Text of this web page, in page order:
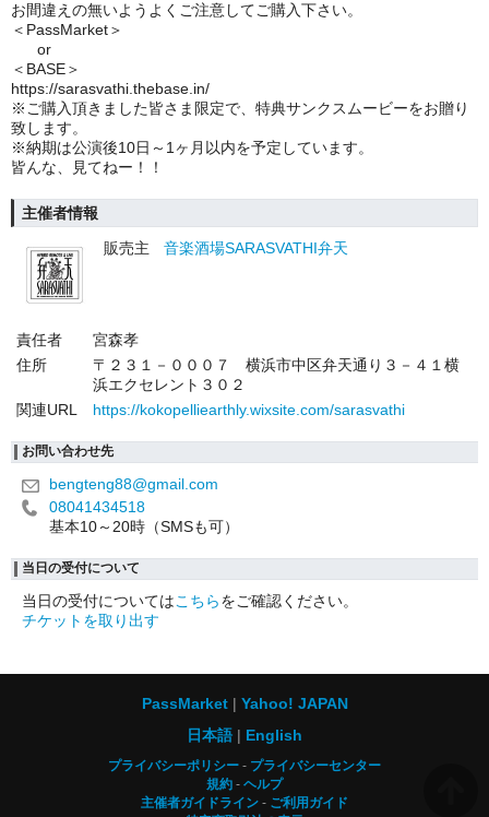
お間違えの無いようよくご注意してご購入下さい。
＜PassMarket＞
or
＜BASE＞
https://sarasvathi.thebase.in/
※ご購入頂きました皆さま限定で、特典サンクスムービーをお贈り
致します。
※納期は公演後10日～1ヶ月以内を予定しています。
皆んな、見てねー！！
主催者情報
販売主
音楽酒場SARASVATHI弁天
責任者
宮森孝
住所
〒２３１－０００７ 横浜市中区弁天通り３－４１横
浜エクセレント３０２
関連URL
https://kokopelliearthly.wixsite.com/sarasvathi
お問い合わせ先
bengteng88@gmail.com
08041434518
基本10～20時（SMSも可）
当日の受付について
当日の受付についてはこちらをご確認ください。
チケットを取り出す
PassMarket
Yahoo! JAPAN
日本語
English
プライバシーポリシー
プライバシーセンター
規約
ヘルプ
主催者ガイドライン
ご利用ガイド